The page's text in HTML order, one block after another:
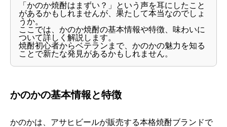
「かのか焼酎はまずい？」という声を耳にしたこと
があるかもしれませんが、果たして本当なのでしょ
うか。
ここでは、かのか焼酎の基本情報や特徴、味わいに
ついて詳しく解説します。
焼酎初心者からベテランまで、かのかの魅力を知る
ことで新たな発見があるかもしれません。
かのかの基本情報と特徴
かのかは、アサヒビールが販売する本格焼酎ブランドで